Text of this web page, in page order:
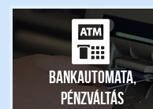
Bankautomata,
pénzváltás